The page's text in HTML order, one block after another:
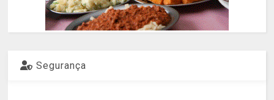
Segurança